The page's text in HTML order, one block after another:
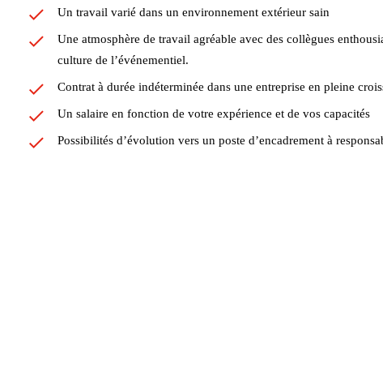
Un travail varié dans un environnement extérieur sain
Une atmosphère de travail agréable avec des collègues
culture de l’événementiel.
Contrat à durée indéterminée dans une entreprise en pleine
Un salaire en fonction de votre expérience et de vos capacités
Possibilités d’évolution vers un poste d’encadrement à